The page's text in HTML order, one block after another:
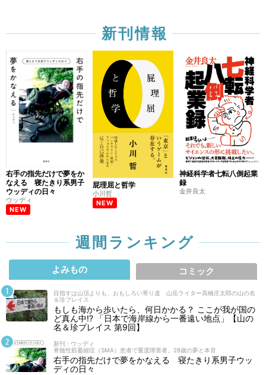
新刊情報
右手の指先だけで夢をか
なえる 寝たきり系男子
ウッディの日々
ウッディ
NEW
屁理屈と哲学
小川哲
NEW
神経科学者七転八倒起業
録
金井良太
週間ランキング
よみもの コミック
目指すは山頂よりも、おもしろい寄り道 山岳ライター高橋庄太郎の山の名
＆珍プレイス
もしも海から歩いたら、何日かかる？ ここが我が国の
ど真ん中!? 「日本で海岸線から一番遠い地点」【山の
名＆珍プレイス 第9回】
新刊 : ウッディ
脊髄性筋萎縮症（SMA）患者で重度障害者。28歳の夢と本音
右手の指先だけで夢をかなえる 寝たきり系男子ウッ
ディの日々